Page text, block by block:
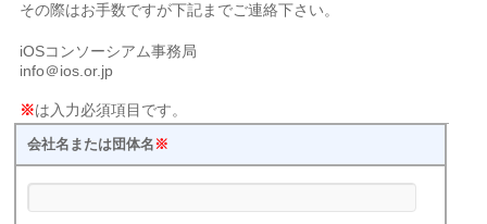
その際はお手数ですが下記までご連絡下さい。
iOSコンソーシアム事務局
info＠ios.or.jp
※は入力必須項目です。
会社名または団体名 ※